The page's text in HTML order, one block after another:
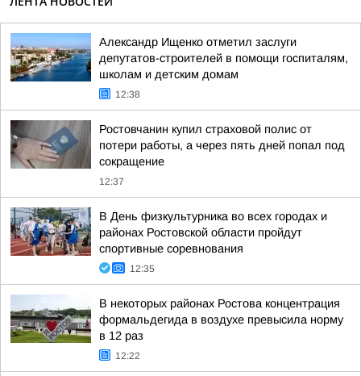
Александр Ищенко отметил заслуги
депутатов-строителей в помощи госпиталям,
школам и детским домам
12:38
Ростовчанин купил страховой полис от
потери работы, а через пять дней попал под
сокращение
12:37
В День физкультурника во всех городах и
районах Ростовской области пройдут
спортивные соревнования
12:35
В некоторых районах Ростова концентрация
формальдегида в воздухе превысила норму
в 12 раз
12:22